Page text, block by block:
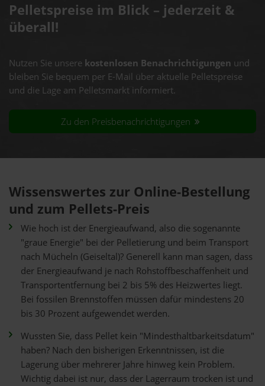
Pelletspreise im Blick – jederzeit &
überall!
Nutzen Sie unsere kostenlosen Benachrichtigungen und
bleiben Sie bequem per E-Mail über aktuelle Pelletspreise
und die Lage am Pelletsmarkt informiert.
Zu den Preisbenachrichtigungen
Wissenswertes zur Online-Bestellung
und zum Pellets-Preis
Wie hoch ist der Energieaufwand, also die sogenannte
"graue Energie" bei der Pelletierung und beim Transport
nach Mücheln (Geiseltal)? Generell kann man sagen, dass
der Energieaufwand je nach Rohstoffbeschaffenheit und
Transportentfernung bei 2 bis 5% des Heizwertes liegt.
Bei fossilen Brennstoffen müssen dafür mindestens 20
bis 30 Prozent aufgewendet werden.
Wussten Sie, dass Pellet kein "Mindesthaltbarkeitsdatum"
haben? Nach den bisherigen Erkenntnissen, ist die
Lagerung über mehrerer Jahre hinweg kein Problem.
Wichtig dabei ist nur, dass der Lagerraum trocken ist und